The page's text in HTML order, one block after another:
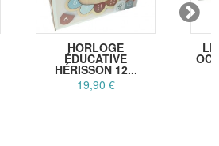
HORLOGE
ÉDUCATIVE
HÉRISSON 12...
19,90 €